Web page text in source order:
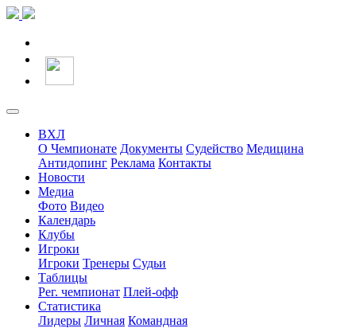
ВХЛ
О Чемпионате Документы Судейство Медицина
Антидопинг Реклама Контакты
Новости
Медиа
Фото Видео
Календарь
Клубы
Игроки
Игроки Тренеры Судьи
Таблицы
Рег. чемпионат Плей-офф
Статистика
Лидеры Личная Командная